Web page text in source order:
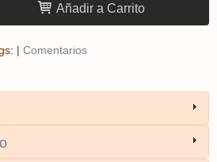
Añadir a Carrito
| Comentarios